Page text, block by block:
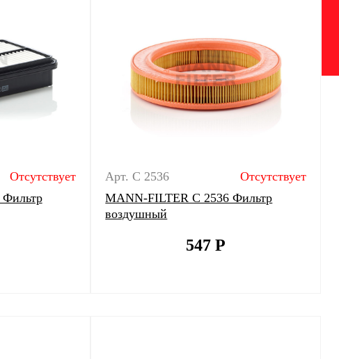
Отсутствует
Арт. C 2536
Отсутствует
MANN-FILTER C 2536 Фильтр
воздушный
547Р